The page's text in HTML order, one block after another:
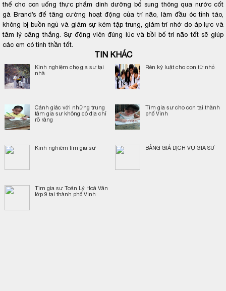
thể cho con uống thực phẩm dinh dưỡng bổ sung thông qua nước cốt
gà Brand’s để tăng cường hoạt động của trí não, làm đầu óc tỉnh táo,
không bị buồn ngủ và giảm sự kém tập trung, giảm trí nhớ do áp lực và
tâm lý căng thẳng. Sự động viên đúng lúc và bồi bổ trí não tốt sẽ giúp
các em có tinh thần tốt.
TIN KHÁC
Kinh nghiệm chọ gia sư tại
nhà
Rèn kỷ luật cho con từ nhỏ
Cảnh giác với những trung
tâm gia sư không có địa chỉ
rõ ràng
Tìm gia sư cho con tại thành
phố Vinh
Kinh nghiêm tìm gia sư BẢNG GIÁ DỊCH VỤ GIA SƯ
Tìm gia sư Toán Lý Hoá Văn
lớp 9 tại thành phố Vinh